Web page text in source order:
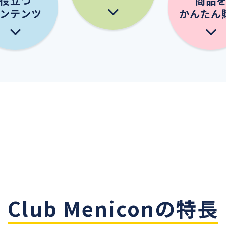
テンツ
かんたん
Club Meniconの特長